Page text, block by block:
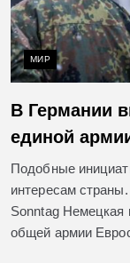
МИР
В Германии
единой
Подобные
интересам
Sonntag Немецкая
общей армии